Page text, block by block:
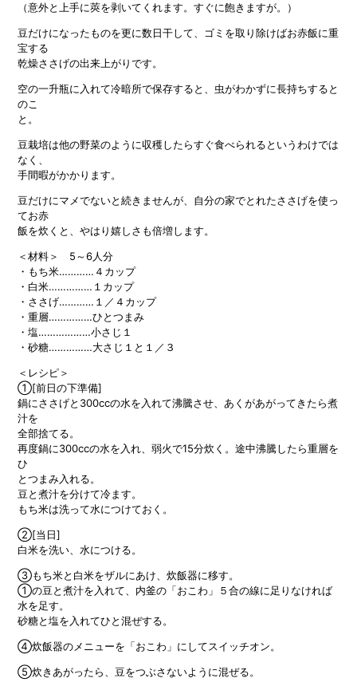
（意外と上手に莢を剥いてくれます。すぐに飽きますが。）
豆だけになったものを更に数日干して、ゴミを取り除けばお赤飯に重
宝する
乾燥ささげの出来上がりです。
空の一升瓶に入れて冷暗所で保存すると、虫がわかずに長持ちすると
のこ
と。
豆栽培は他の野菜のように収穫したらすぐ食べられるというわけでは
なく、
手間暇がかかります。
豆だけにマメでないと続きませんが、自分の家でとれたささげを使っ
てお赤
飯を炊くと、やはり嬉しさも倍増します。
＜材料＞ 5～6人分
・もち米…………４カップ
・白米……………１カップ
・ささげ…………１／４カップ
・重層……………ひとつまみ
・塩………………小さじ１
・砂糖……………大さじ１と１／３
＜レシピ＞
①[前日の下準備]
鍋にささげと300ccの水を入れて沸騰させ、あくがあがってきたら煮
汁を
全部捨てる。
再度鍋に300ccの水を入れ、弱火で15分炊く。途中沸騰したら重層を
ひ
とつまみ入れる。
豆と煮汁を分けて冷ます。
もち米は洗って水につけておく。
②[当日]
白米を洗い、水につける。
③もち米と白米をザルにあけ、炊飯器に移す。
①の豆と煮汁を入れて、内釜の「おこわ」５合の線に足りなければ
水を足す。
砂糖と塩を入れてひと混ぜする。
④炊飯器のメニューを「おこわ」にしてスイッチオン。
⑤炊きあがったら、豆をつぶさないように混ぜる。